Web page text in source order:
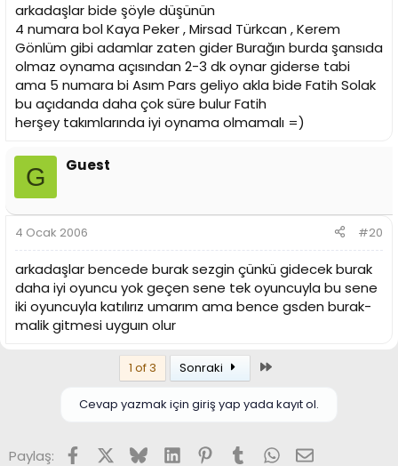
arkadaşlar bide şöyle düşünün
4 numara bol Kaya Peker , Mirsad Türkcan , Kerem
Gönlüm gibi adamlar zaten gider Burağın burda şansıda
olmaz oynama açısından 2-3 dk oynar giderse tabi
ama 5 numara bi Asım Pars geliyo akla bide Fatih Solak
bu açıdanda daha çok süre bulur Fatih
herşey takımlarında iyi oynama olmamalı =)
G Guest
4 Ocak 2006 #20
arkadaşlar bencede burak sezgin çünkü gidecek burak
daha iyi oyuncu yok geçen sene tek oyuncuyla bu sene
iki oyuncuyla katılırız umarım ama bence gsden burak-
malik gitmesi uyguın olur
1 of 3 Sonraki
Cevap yazmak için giriş yap yada kayıt ol.
Paylaş: FacebookX (Twitter)
BlueskyLinkedInPinterest
TumblrWhatsApp
E-posta